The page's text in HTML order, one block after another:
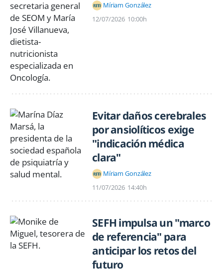
Míriam González
12/07/2026 10:00h
Evitar daños cerebrales
por ansiolíticos exige
"indicación médica
clara"
Míriam González
11/07/2026 14:40h
SEFH impulsa un "marco
de referencia" para
anticipar los retos del
futuro